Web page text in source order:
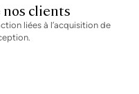
nos clients
liées à l’acquisition de